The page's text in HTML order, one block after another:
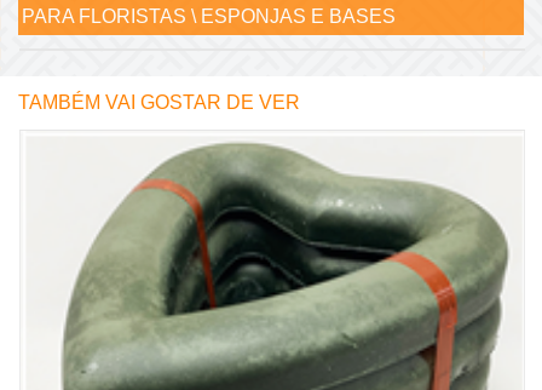
PARA FLORISTAS \ ESPONJAS E BASES
TAMBÉM VAI GOSTAR DE VER